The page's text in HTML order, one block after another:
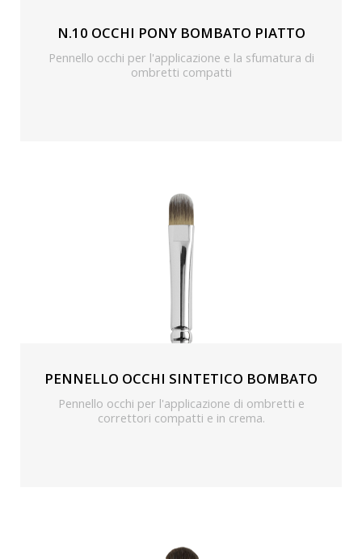
N.10 OCCHI PONY BOMBATO PIATTO
Pennello occhi per l'applicazione e la sfumatura di
ombretti compatti
PENNELLO OCCHI SINTETICO BOMBATO
Pennello occhi per l'applicazione di ombretti e
correttori compatti e in crema.